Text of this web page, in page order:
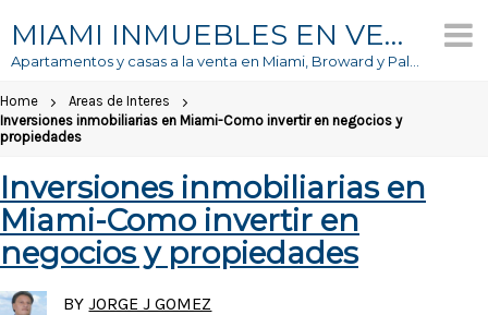
content
MIAMI INMUEBLES EN VENTA
Home
Areas de Interes
Inversiones inmobiliarias en Miami-Como invertir en negocios y
propiedades
Inversiones inmobiliarias en
Miami-Como invertir en
negocios y propiedades
BY JORGE J GOMEZ